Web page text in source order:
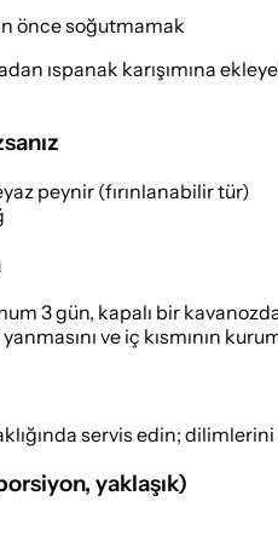
önce soğutmamak
ıspanak karışımına
peynir (fırınlanabilir tür)
3 gün, kapalı bir
yanmasını ve iç kısmının
servis edin;
, yaklaşık)